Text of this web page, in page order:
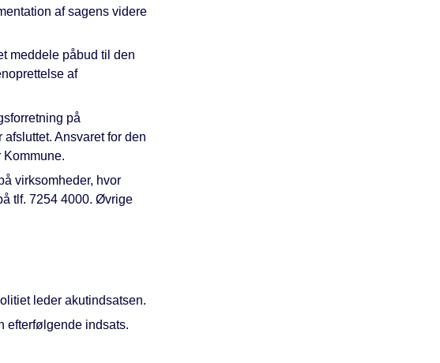
af sagens videre
meddele påbud til den
af
på
Ansvaret for den
virksomheder, hvor
tlf. 7254 4000. Øvrige
leder akutindsatsen.
efterfølgende indsats.